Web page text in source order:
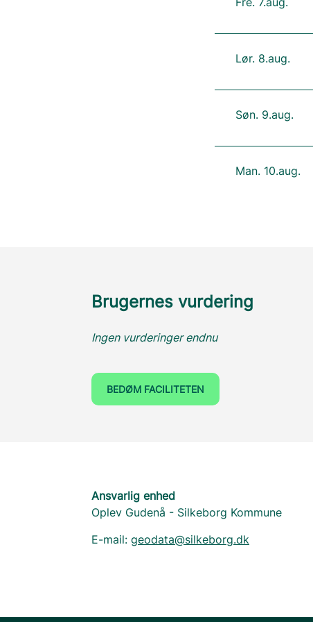
Lør. 8.aug.
Søn. 9.aug.
Man. 10.aug.
Brugernes vurdering
Ingen vurderinger endnu
BEDØM FACILITETEN
Ansvarlig enhed
Oplev Gudenå - Silkeborg Kommune
E-mail: geodata@silkeborg.dk